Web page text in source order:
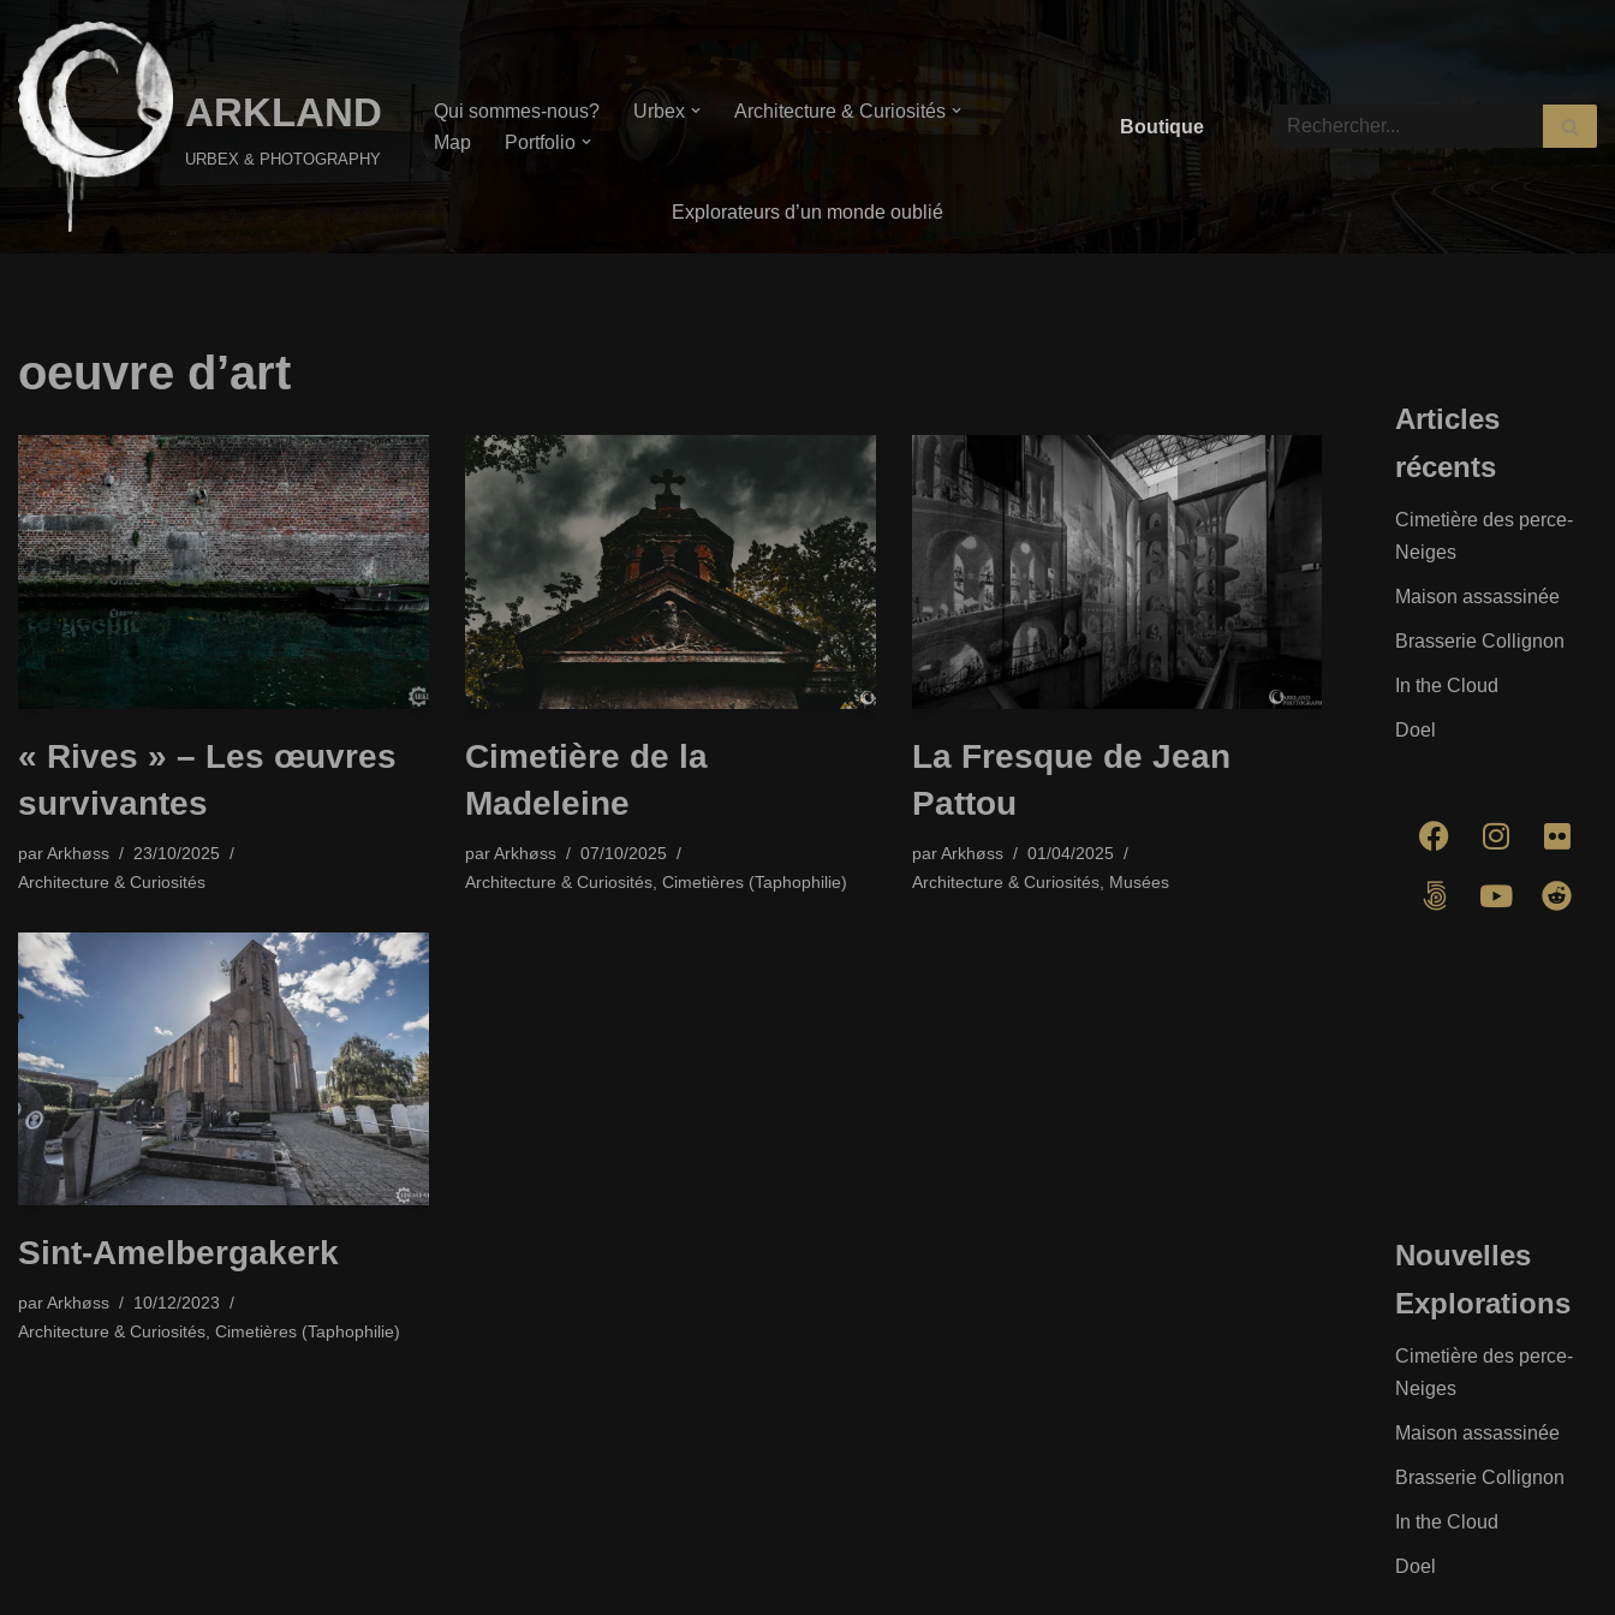
Aller
au
contenu
ARKLAND
URBEX & PHOTOGRAPHY
Qui sommes-nous? Urbex
Architecture & Curiosités
Map
Portfolio
Boutique
Explorateurs d’un monde oublié
oeuvre d’art
« Rives » – Les œuvres
survivantes
parArkhøss
23/10/2025
Architecture & Curiosités
Cimetière de la
Madeleine
parArkhøss
07/10/2025
Architecture & Curiosités, Cimetières (Taphophilie)
La Fresque de Jean
Pattou
parArkhøss
01/04/2025
Architecture & Curiosités, Musées
Sint-Amelbergakerk
parArkhøss
10/12/2023
Architecture & Curiosités, Cimetières (Taphophilie)
Articles
récents
Cimetière des perce-
Neiges
Maison assassinée
Brasserie Collignon
In the Cloud
Doel
Nouvelles
Explorations
Cimetière des perce-
Neiges
Maison assassinée
Brasserie Collignon
In the Cloud
Doel